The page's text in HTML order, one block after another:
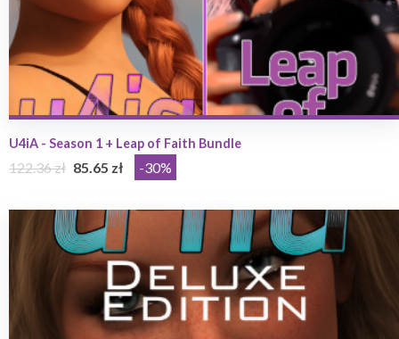
U4iA - Season 1 + Leap of Faith Bundle
122.36 zł 85.65 zł -30%